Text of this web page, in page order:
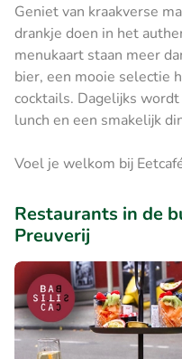
Geniet van kraakverse
drankje doen in het
menukaart staan meer
bier, een mooie selectie
cocktails. Dagelijks
lunch en een smakelijk
Voel je welkom bij
Restaurants in de
Preuverij